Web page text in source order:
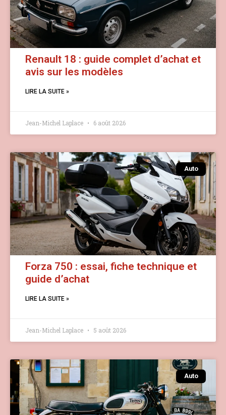
Renault 18 : guide complet d’achat et
avis sur les modèles
LIRE LA SUITE »
Jean-Michel Laplace 6 août 2026
Auto
Forza 750 : essai, fiche technique et
guide d’achat
LIRE LA SUITE »
Jean-Michel Laplace 5 août 2026
Auto